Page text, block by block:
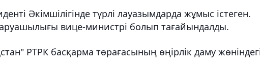
Әкімшілігінде түрлі лауазымдарда жұмыс істеген.
вице-министрі болып тағайындалды.
РТРК басқарма төрағасының өңірлік даму